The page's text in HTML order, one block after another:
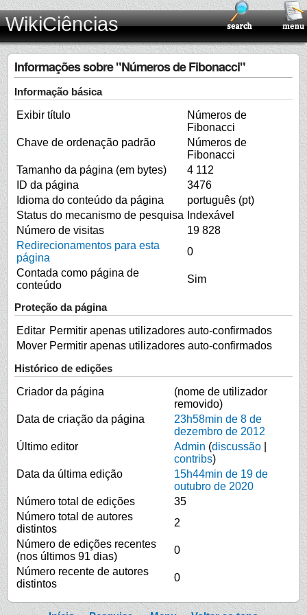
WikiCiências
Informações sobre "Números de Fibonacci"
Informação básica
Exibir título
Números de
Fibonacci
Chave de ordenação padrão
Números de
Fibonacci
Tamanho da página (em bytes)
4 112
ID da página
3476
Idioma do conteúdo da página
português (pt)
Status do mecanismo de pesquisa
Indexável
Número de visitas
19 828
Redirecionamentos para esta
página
0
Contada como página de
conteúdo
Sim
Proteção da página
Editar Permitir apenas utilizadores auto-confirmados
Mover Permitir apenas utilizadores auto-confirmados
Histórico de edições
Criador da página
(nome de utilizador
removido)
Data de criação da página
23h58min de 8 de
dezembro de 2012
Último editor
Admin (discussão
contribs)
Data da última edição
15h44min de 19 de
outubro de 2020
Número total de edições
35
Número total de autores
distintos
2
Número de edições recentes
(nos últimos 91 dias)
0
Número recente de autores
distintos
0